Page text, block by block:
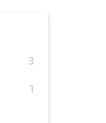
3
1
$4.86
$5.46